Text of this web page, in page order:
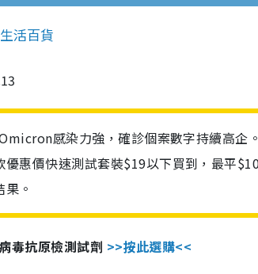
生活百貨
感染力強，確診個案數字持續高企
優惠價快速測試套裝$19以下買到，最平
。
毒抗原檢測試劑 >>按此選購<<